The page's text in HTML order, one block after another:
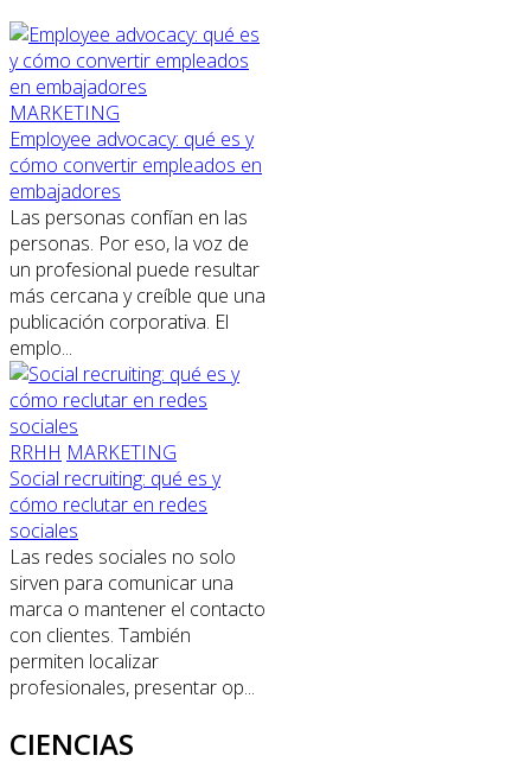
MARKETING
Employee advocacy: qué es y
cómo convertir empleados en
embajadores
Las personas confían en las
personas. Por eso, la voz de
un profesional puede resultar
más cercana y creíble que una
publicación corporativa. El
emplo...
RRHH MARKETING
Social recruiting: qué es y
cómo reclutar en redes
sociales
Las redes sociales no solo
sirven para comunicar una
marca o mantener el contacto
con clientes. También
permiten localizar
profesionales, presentar op...
CIENCIAS